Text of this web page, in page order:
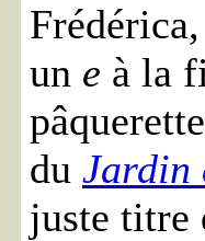
un e à la
du Jardin
juste titre